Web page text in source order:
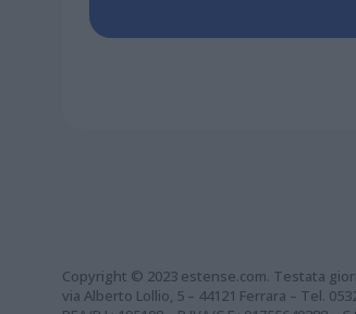
Copyright © 2023 estense.com. Testata
via Alberto Lollio, 5 – 44121 Ferrara – Tel.